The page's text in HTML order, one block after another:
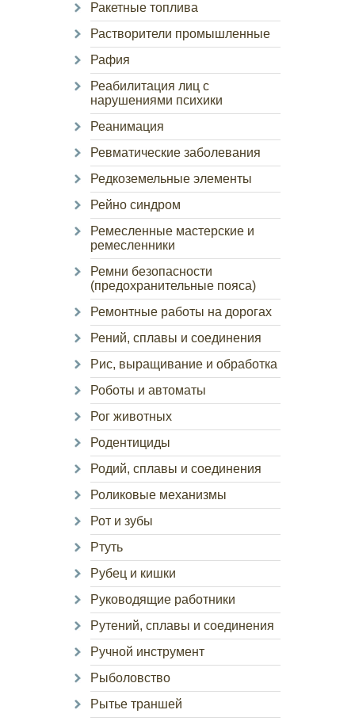
Ракетные топлива
Растворители промышленные
Рафия
Реабилитация лиц с
нарушениями психики
Реанимация
Ревматические заболевания
Редкоземельные элементы
Рейно синдром
Ремесленные мастерские и
ремесленники
Ремни безопасности
(предохранительные пояса)
Ремонтные работы на дорогах
Рений, сплавы и соединения
Рис, выращивание и обработка
Роботы и автоматы
Рог животных
Родентициды
Родий, сплавы и соединения
Роликовые механизмы
Рот и зубы
Ртуть
Рубец и кишки
Руководящие работники
Рутений, сплавы и соединения
Ручной инструмент
Рыболовство
Рытье траншей